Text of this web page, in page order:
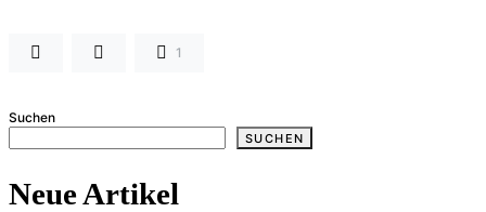
1
Suchen
SUCHEN
Neue Artikel